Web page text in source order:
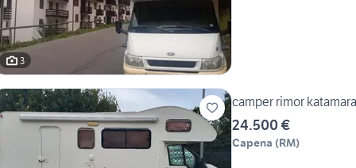
3
camper rimor
24.500 €
Capena (RM)